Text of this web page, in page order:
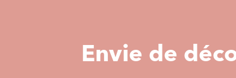
Envie de